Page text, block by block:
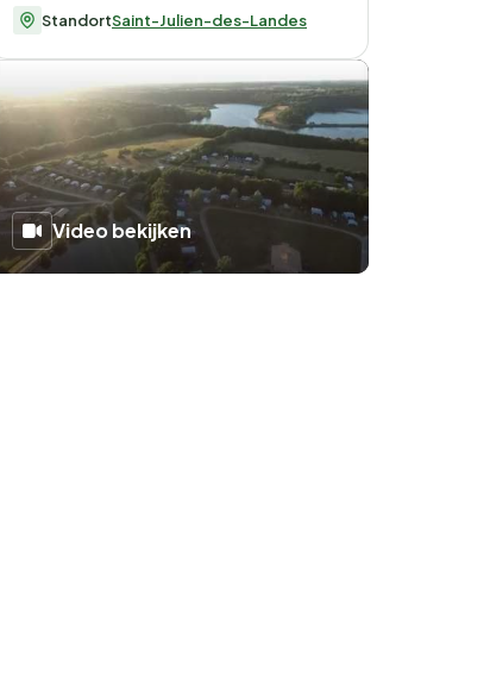
StandortSaint-Julien-des-Landes
Video bekijken